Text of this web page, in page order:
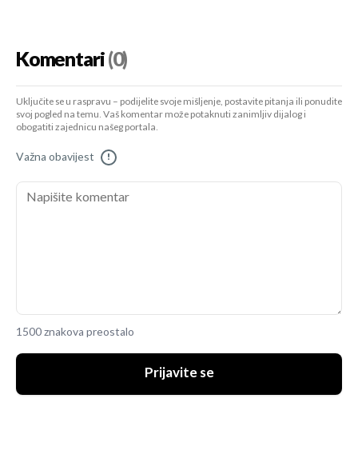
Komentari(0)
Uključite se u raspravu – podijelite svoje mišljenje, postavite pitanja ili ponudite
svoj pogled na temu. Vaš komentar može potaknuti zanimljiv dijalog i
obogatiti zajednicu našeg portala.
Važna obavijest !
1500 znakova preostalo
Prijavite se